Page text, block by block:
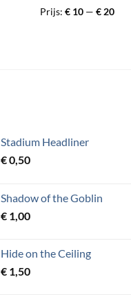
Prijs: € 10 — € 20
Stadium Headliner
€0,50
Shadow of the Goblin
€ 1,00
Hide on the Ceiling
€ 1,50